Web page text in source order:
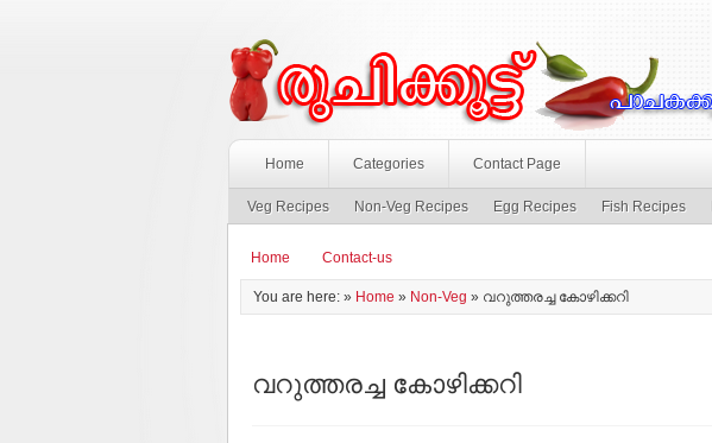
Home Categories Contact Page
Veg Recipes Non-Veg Recipes Egg Recipes Fish Recipes
Home Contact-us
You are here: » Home » Non-Veg » വറുത്തരച്ച കോഴിക്കറി
വറുത്തരച്ച കോഴിക്കറി